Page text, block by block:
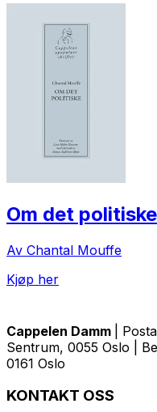
Om det politiske
Av Chantal Mouffe
Kjøp her
Cappelen Damm
|
Sentrum, 0055 Oslo |
0161 Oslo
KONTAKT OSS